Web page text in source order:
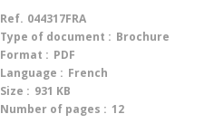
Ref. 044317FRA
Type of document : Brochure
Format : PDF
Language : French
Size : 931 KB
Number of pages : 12